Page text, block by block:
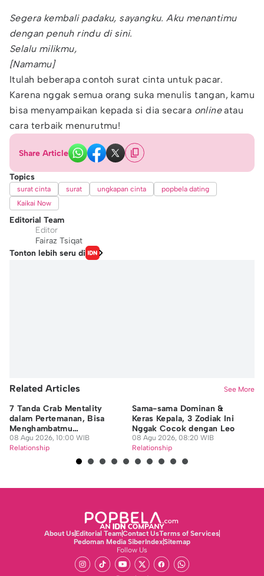
Segera kembali padaku, sayangku. Aku menantimu
dengan penuh rindu di sini.
Selalu milikmu,
[Namamu]
Itulah beberapa contoh surat cinta untuk pacar.
Karena nggak semua orang suka menulis tangan, kamu
bisa menyampaikan kepada si dia secara onlineatau
cara terbaik menurutmu!
Share Article
Topics
surat cinta surat ungkapan cinta
popbela dating
Kaikai Now
Editorial Team
Editor
Fairaz Tsiqat
Tonton lebih seru di
Related Articles See More
7 Tanda Crab Mentality
dalam Pertemanan, Bisa
Menghambatmu
Berkembang
08 Agu 2026, 10:00 WIB
Relationship
Sama-sama Dominan &
Keras Kepala, 3 Zodiak Ini
Nggak Cocok dengan Leo
08 Agu 2026, 08:20 WIB
Relationship
About UsEditorial TeamContact UsTerms of Services
Pedoman Media SiberIndexSitemap
Follow Us